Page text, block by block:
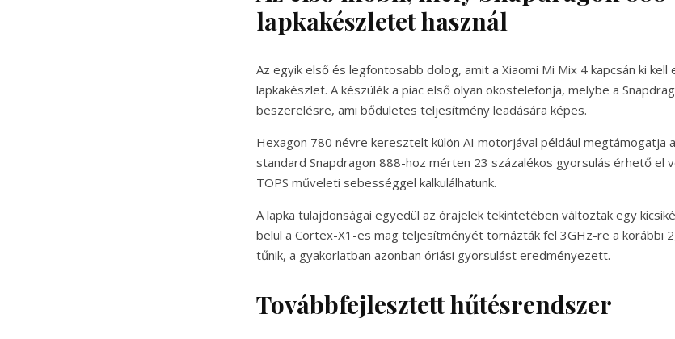
lapkakészletet használ
Az egyik első és legfontosabb dolog, amit a Xiaomi Mi Mix 4 kapcsán ki kell
lapkakészlet. A készülék a piac első olyan okostelefonja, melybe a
beszerelésre, ami bődületes teljesítmény leadására képes.
Hexagon 780 névre keresztelt külön AI motorjával például megtámogatja
standard Snapdragon 888-hoz mérten 23 százalékos gyorsulás érhető el
TOPS műveleti sebességgel kalkulálhatunk.
A lapka tulajdonságai egyedül az órajelek tekintetében változtak egy
belül a Cortex-X1-es mag teljesítményét tornázták fel 3GHz-re a korábbi
tűnik, a gyakorlatban azonban óriási gyorsulást eredményezett.
Továbbfejlesztett hűtésrendszer